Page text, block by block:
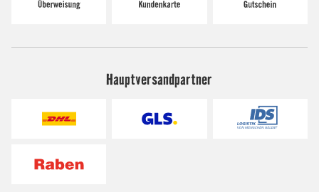
Hauptversandpartner